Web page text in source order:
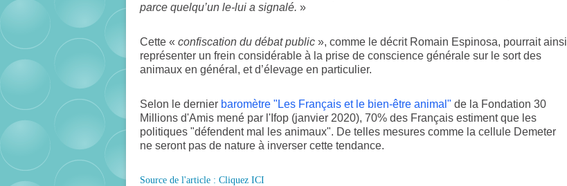
parce quelqu’un le-lui a signalé. »
Cette « confiscation du débat public », comme le décrit Romain Espinosa, pourrait ainsi
représenter un frein considérable à la prise de conscience générale sur le sort des
animaux en général, et d’élevage en particulier.
Selon le dernier baromètre "Les Français et le bien-être animal" de la Fondation 30
Millions d'Amis mené par l'Ifop (janvier 2020), 70% des Français estiment que les
politiques "défendent mal les animaux". De telles mesures comme la cellule Demeter
ne seront pas de nature à inverser cette tendance.
Source de l'article : Cliquez ICI